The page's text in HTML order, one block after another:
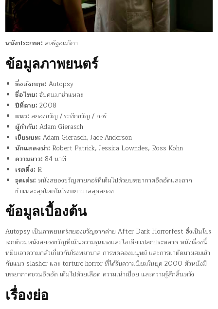
หนังประเทศ: สหรัฐอเมริกา
ข้อมูลภาพยนตร์
ชื่ออังกฤษ: Autopsy
ชื่อไทย: จับคนมาชำแหละ
ปีที่ฉาย: 2008
แนว: สยองขวัญ / ระทึกขวัญ / กอร์
ผู้กำกับ: Adam Gierasch
เขียนบท: Adam Gierasch, Jace Anderson
นักแสดงนำ: Robert Patrick, Jessica Lowndes, Ross Kohn
ความยาว: 84 นาที
เรตติ้ง: R
จุดเด่น: หนังสยองขวัญสายกอร์ที่เต็มไปด้วยบรรยากาศอึดอัดและฉาก
ชำแหละสุดโหดในโรงพยาบาลสุดสยอง
ข้อมูลเบื้องต้น
Autopsy เป็นภาพยนตร์สยองขวัญจากค่าย After Dark Horrorfest ซึ่งเป็นโปร
เจกต์รวมหนังสยองขวัญที่เน้นความรุนแรงและไอเดียแปลกประหลาด หนังเรื่องนี้
หยิบเอาความกลัวเกี่ยวกับโรงพยาบาล การทดลองมนุษย์ และการผ่าตัดมาผสมเข้า
กับแนว slasher และ torture horror ที่ได้รับความนิยมในยุค 2000 ตัวหนังมี
บรรยากาศชวนอึดอัด เต็มไปด้วยเลือด ความเน่าเปื่อย และความรู้สึกสิ้นหวัง
เรื่องย่อ